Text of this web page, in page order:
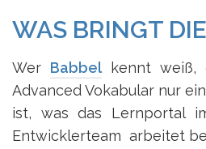
WAS BRINGT
Wer Babbelkennt weiß,
Advanced Vokabular nur
ist, was das Lernportal
Entwicklerteam arbeitet